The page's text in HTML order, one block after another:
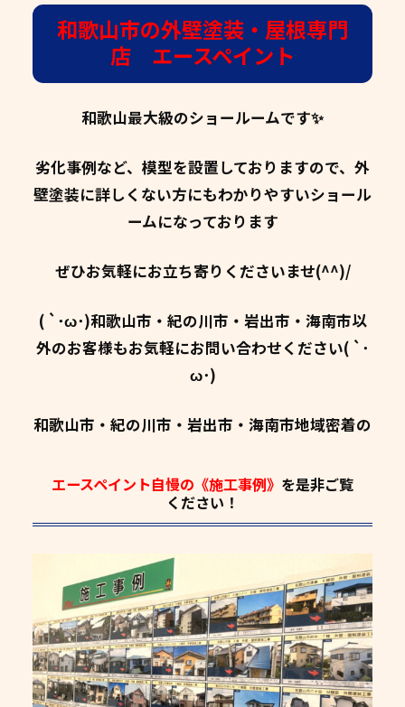
和歌山市の外壁塗装・屋根専門
店 エースペイント
和歌山最大級のショールームです✨
劣化事例など、模型を設置しておりますので、外
壁塗装に詳しくない方にもわかりやすいショール
ームになっております
ぜひお気軽にお立ち寄りくださいませ(^^)/
( `･ω･)和歌山市・紀の川市・岩出市・海南市以
外のお客様もお気軽にお問い合わせください( `･
ω･)
和歌山市・紀の川市・岩出市・海南市地域密着の
エースペイント自慢の《施工事例》 を是非ご覧
ください！